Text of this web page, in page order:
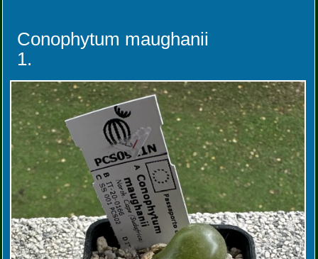
Conophytum maughanii
1.